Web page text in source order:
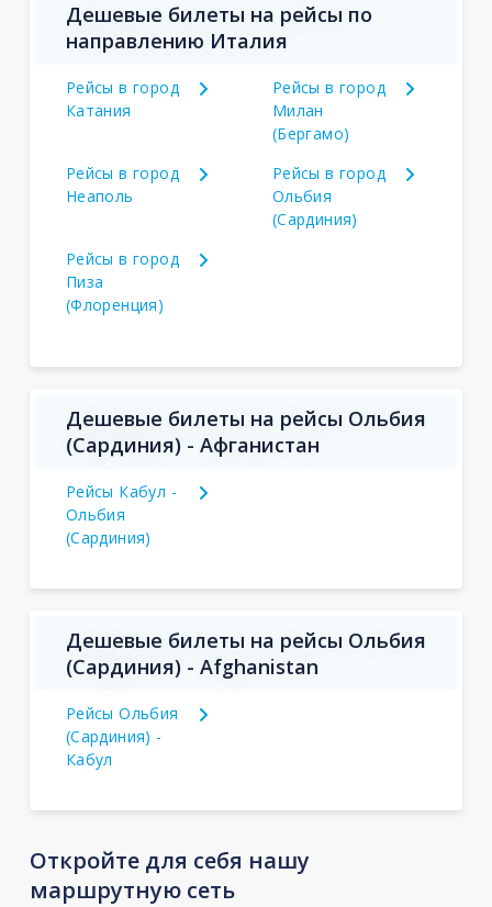
Дешевые билеты на рейсы по
направлению Италия
Рейсы в город
Катания
Рейсы в город
Милан
(Бергамо)
Рейсы в город
Неаполь
Рейсы в город
Ольбия
(Сардиния)
Рейсы в город
Пиза
(Флоренция)
Дешевые билеты на рейсы Ольбия
(Сардиния) - Афганистан
Рейсы Кабул -
Ольбия
(Сардиния)
Дешевые билеты на рейсы Ольбия
(Сардиния) - Afghanistan
Рейсы Ольбия
(Сардиния) -
Кабул
Откройте для себя нашу
маршрутную сеть